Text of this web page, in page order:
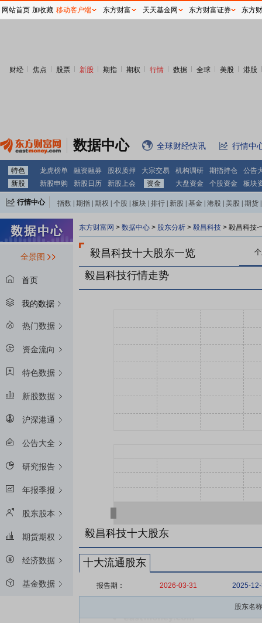
财经 焦点 股票 新股 期指 期权 行情 数据 全球 美股 港股
数据中心 全球财经快讯 行情中
特色 龙虎榜单 融资融券 股权质押 大宗交易 机构调研 期指持仓
公告
新股
新股申购 新股日历 新股上会 资金 大盘资金 个股资金 板块
行情中心 指数 期指 期权 个股 板块 排行 新股 基金 港股 美股 期货
全景图
首页
我的数据
热门数据
资金流向
特色数据
新股数据
沪深港通
公告大全
研究报告
年报季报
股东股本
期货期权
经济数据
基金数据
东方财富网 > 数据中心 > 股东分析 > 毅昌科技 > 毅昌科技-
毅昌科技十大股东一览
毅昌科技行情走势
毅昌科技十大股东
十大流通股东
报告期： 2026-03-31 2025-
股东名称
网站首页 加收藏 移动客户端 东方财富 天天基金网 东方财富证券 东方